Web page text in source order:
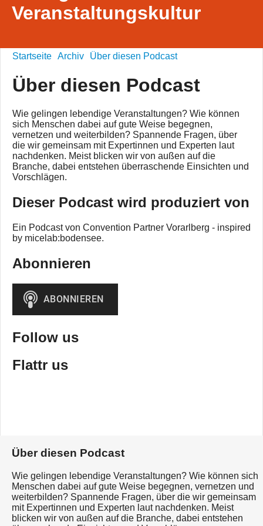
Veranstaltungskultur
Startseite Archiv Über diesen Podcast
Über diesen Podcast
Wie gelingen lebendige Veranstaltungen? Wie können
sich Menschen dabei auf gute Weise begegnen,
vernetzen und weiterbilden? Spannende Fragen, über
die wir gemeinsam mit Expertinnen und Experten laut
nachdenken. Meist blicken wir von außen auf die
Branche, dabei entstehen überraschende Einsichten und
Vorschlägen.
Dieser Podcast wird produziert von
Ein Podcast von Convention Partner Vorarlberg - inspired
by micelab:bodensee.
Abonnieren
Follow us
Flattr us
Über diesen Podcast
Wie gelingen lebendige Veranstaltungen? Wie können sich
Menschen dabei auf gute Weise begegnen, vernetzen und
weiterbilden? Spannende Fragen, über die wir gemeinsam
mit Expertinnen und Experten laut nachdenken. Meist
blicken wir von außen auf die Branche, dabei entstehen